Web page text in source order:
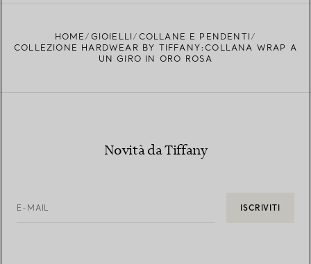
HOME GIOIELLI
COLLANE E PENDENTI
COLLEZIONE HARDWEAR BY TIFFANY:COLLANA WRAP A
UN GIRO IN ORO ROSA
Novità da Tiffany
E-MAIL ISCRIVITI